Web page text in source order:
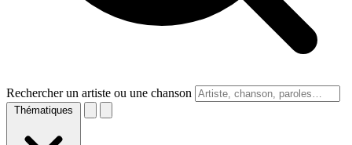
Rechercher un artiste ou une chanson
Thématiques